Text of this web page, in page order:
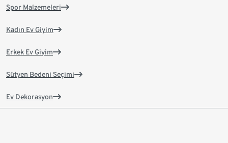
Spor Malzemeleri
Kadın Ev Giyim
Erkek Ev Giyim
Sütyen Bedeni Seçimi
Ev Dekorasyon